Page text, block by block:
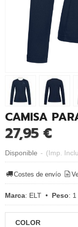
CAMISA
27,95 €
Disponible - (Imp.
Costes de envío
Marca: ELT • Peso: 1
COLOR